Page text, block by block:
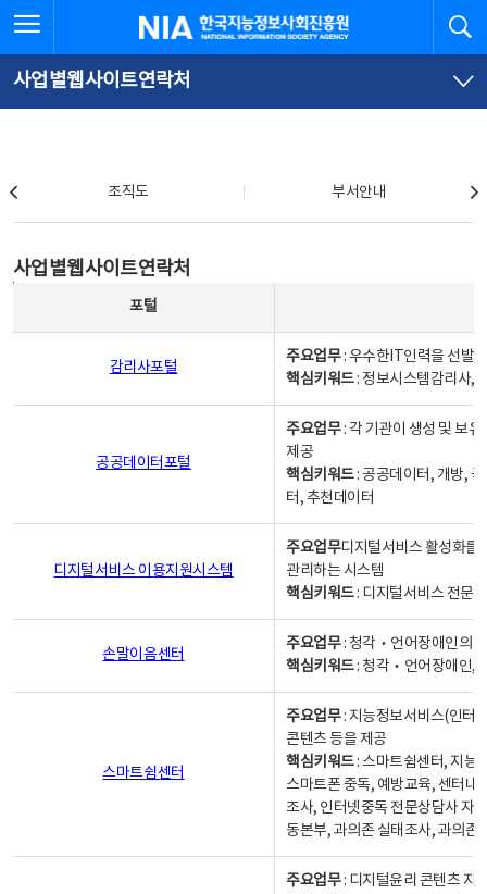
문
로
가
체
뉴
바
가
한국지능정보사회진흥원
사업별웹사이트연락처
조직도 부서안내
사업별웹사이트연락처
포털
감리사포털
주요업무: 우수한IT인력을 선발
핵심키워드: 정보시스템감리사,
공공데이터포털
주요업무: 각 기관이 생성 및 보
제공
핵심키워드: 공공데이터, 개방,
터, 추천데이터
디지털서비스 이용지원시스템
주요업무디지털서비스 활성화를
관리하는 시스템
핵심키워드: 디지털서비스 전문
손말이음센터
주요업무: 청각‧언어장애인의
핵심키워드: 청각‧언어장애인,
스마트쉼센터
주요업무: 지능정보서비스(인터
콘텐츠 등을 제공
핵심키워드: 스마트쉼센터, 지능
스마트폰 중독, 예방교육, 센터내
조사, 인터넷중독 전문상담사 자
동본부, 과의존 실태조사, 과의존
주요업무: 디지털윤리 콘텐츠 지